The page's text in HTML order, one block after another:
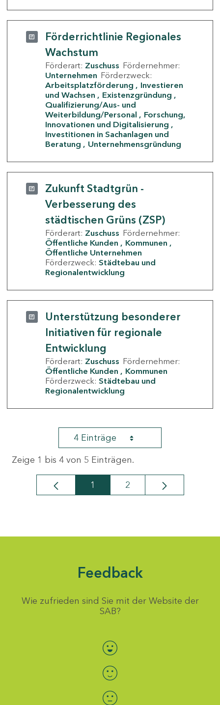
Förderrichtlinie Regionales
Wachstum
Förderart: Zuschuss Fördernehmer:
Unternehmen Förderzweck:
Arbeitsplatzförderung
Investieren
und Wachsen
Existenzgründung
Qualifizierung/Aus- und
Weiterbildung/Personal
Forschung,
Innovationen und Digitalisierung
Investitionen in Sachanlagen und
Beratung
Unternehmensgründung
Zukunft Stadtgrün -
Verbesserung des
städtischen Grüns (ZSP)
Förderart: Zuschuss Fördernehmer:
Öffentliche Kunden
Kommunen
Öffentliche Unternehmen
Förderzweck: Städtebau und
Regionalentwicklung
Unterstützung besonderer
Initiativen für regionale
Entwicklung
Förderart: Zuschuss Fördernehmer:
Öffentliche Kunden
Kommunen
Förderzweck: Städtebau und
Regionalentwicklung
4 Einträge
Zeige 1 bis 4 von 5 Einträgen.
Seite
1 Seite
2
Feedback
Wie zufrieden sind Sie mit der Website der
SAB?
Bewertung auswählen